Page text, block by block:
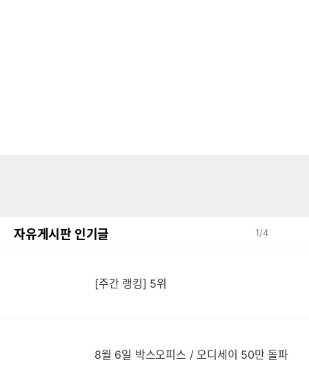
자유게시판 인기글 1/4
[주간 랭킹] 5위
8월 6일 박스오피스 / 오디세이 50만 돌파